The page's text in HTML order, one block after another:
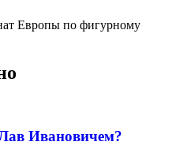
Европы по фигурному
Ивановичем?